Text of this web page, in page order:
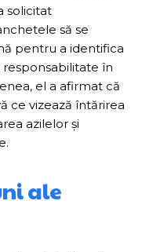
solicitat
să se
pentru a identifica
în
el a afirmat că
ce vizează întărirea
azilelor și
ale